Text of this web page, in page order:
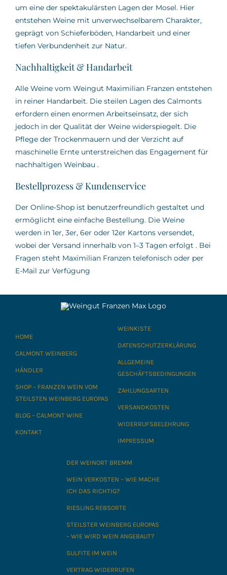
um eine der spektakulärsten Lagen der Mosel. Hier
entstehen Weine mit unverwechselbarem Charakter,
geprägt von Schieferböden, Handarbeit und einer
tiefen Verbundenheit zur Natur.
Nachhaltigkeit & Handarbeit
Alle Weine vom Weingut Maximilian Franzen entstehen
in reiner Handarbeit. Die steilen Lagen des Calmonts
erfordern einen enormen Arbeitseinsatz, der sich
jedoch in der Qualität der Weine widerspiegelt. Die
Pflege der Trockenmauern und der Verzicht auf
maschinelle Ernte unterstreichen das Engagement für
nachhaltigen Weinbau .
Bestellprozess & Kundenservice
Der Online-Shop ist benutzerfreundlich gestaltet und
ermöglicht eine einfache Bestellung. Die Weine
werden in 1er, 3er, 6er oder 12er Kartons versendet,
wobei der Versand innerhalb von 1–3 Tagen erfolgt . Bei
Fragen steht Maximilian Franzen telefonisch oder per
E-Mail zur Verfügung
HOME
CALMONT WEINBERG
HÄNDLER
SHOP – FRANZEN WEIN VOM
STEILSTEN WEINBERG EUROPAS
BLOG – CALMONT WINE
KONTAKT
WEINKISTE
DATENSCHUTZERKLÄRUNG
ALLGEMEINE
GESCHÄFTSBEDINGUNGEN
ZAHLUNGSARTEN
VERSANDKOSTEN
WIDERRUFSBELEHRUNG
IMPRESSUM
DER WEINORT BREMM
WEIN VERKOSTEN – WIE MACHE
ICH DAS RICHTIG?
RIESLING REBSORTE
STEILSTER WEINBERG EUROPAS
– WIE WIRD WEIN ANGEBAUT?
SULFITE IM WEIN
VERTRAG WIDERRUFEN